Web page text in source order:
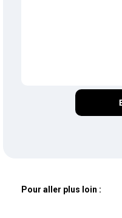
Pour aller plus loin :